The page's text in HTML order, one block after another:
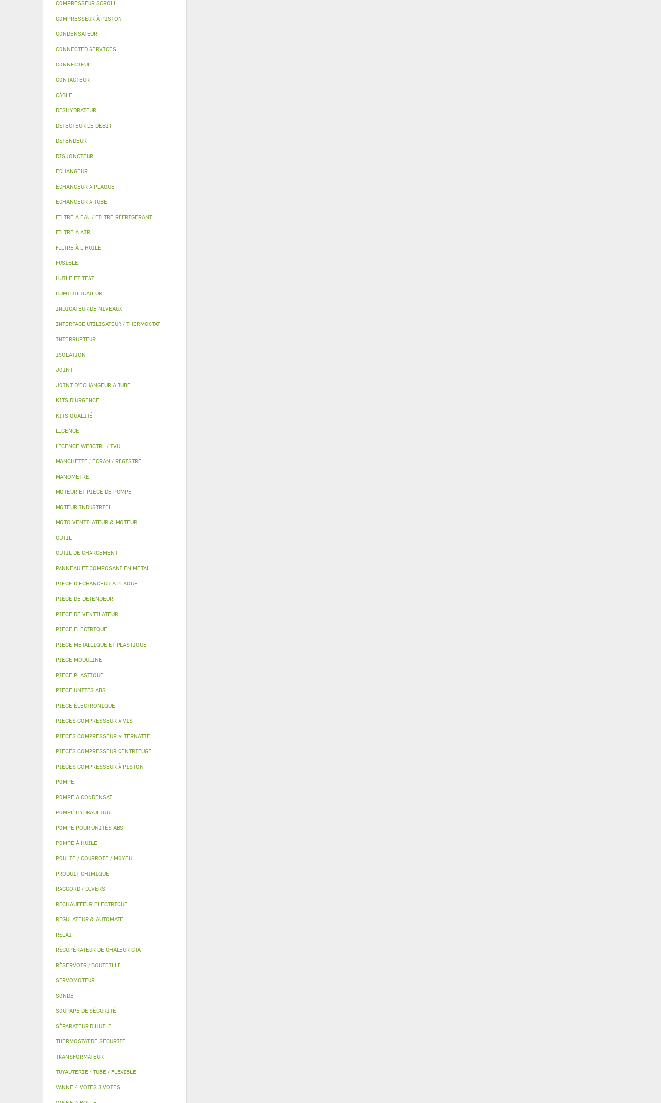
COMPRESSEUR SCROLL
COMPRESSEUR À PISTON
CONDENSATEUR
CONNECTED SERVICES
CONNECTEUR
CONTACTEUR
CÂBLE
DESHYDRATEUR
DETECTEUR DE DEBIT
DETENDEUR
DISJONCTEUR
ECHANGEUR
ECHANGEUR A PLAQUE
ECHANGEUR A TUBE
FILTRE A EAU / FILTRE REFRIGERANT
FILTRE À AIR
FILTRE À L'HUILE
FUSIBLE
HUILE ET TEST
HUMIDIFICATEUR
INDICATEUR DE NIVEAUX
INTERFACE UTILISATEUR / THERMOSTAT
INTERRUPTEUR
ISOLATION
JOINT
JOINT D'ECHANGEUR A TUBE
KITS D'URGENCE
KITS QUALITÉ
LICENCE
LICENCE WEBCTRL / IVU
MANCHETTE / ÉCRAN / REGISTRE
MANOMETRE
MOTEUR ET PIÈCE DE POMPE
MOTEUR INDUSTRIEL
MOTO VENTILATEUR & MOTEUR
OUTIL
OUTIL DE CHARGEMENT
PANNEAU ET COMPOSANT EN METAL
PIECE D'ECHANGEUR A PLAQUE
PIECE DE DETENDEUR
PIECE DE VENTILATEUR
PIECE ELECTRIQUE
PIECE METALLIQUE ET PLASTIQUE
PIECE MODULINE
PIECE PLASTIQUE
PIECE UNITÉS ABS
PIECE ÉLECTRONIQUE
PIECES COMPRESSEUR A VIS
PIECES COMPRESSEUR ALTERNATIF
PIECES COMPRESSEUR CENTRIFUGE
PIECES COMPRESSEUR À PISTON
POMPE
POMPE A CONDENSAT
POMPE HYDRAULIQUE
POMPE POUR UNITÉS ABS
POMPE À HUILE
POULIE / COURROIE / MOYEU
PRODUIT CHIMIQUE
RACCORD / DIVERS
RECHAUFFEUR ELECTRIQUE
REGULATEUR & AUTOMATE
RELAI
RÉCUPÉRATEUR DE CHALEUR CTA
RÉSERVOIR / BOUTEILLE
SERVOMOTEUR
SONDE
SOUPAPE DE SÉCURITÉ
SÉPARATEUR D'HUILE
THERMOSTAT DE SECURITE
TRANSFORMATEUR
TUYAUTERIE / TUBE / FLEXIBLE
VANNE 4 VOIES 3 VOIES